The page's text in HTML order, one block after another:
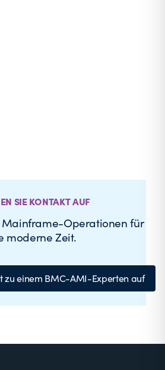
SIE KONTAKT AUF
Operationen für
moderne Zeit.
zu einem BMC-AMI-Experten auf